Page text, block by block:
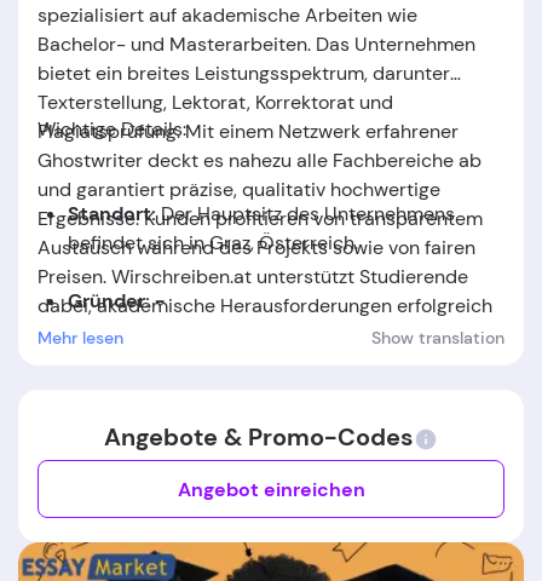
spezialisiert auf akademische Arbeiten wie
Bachelor- und Masterarbeiten. Das Unternehmen
bietet ein breites Leistungsspektrum, darunter
Texterstellung, Lektorat, Korrektorat und
Plagiatsprüfung. Mit einem Netzwerk erfahrener
Ghostwriter deckt es nahezu alle Fachbereiche ab
und garantiert präzise, qualitativ hochwertige
Ergebnisse. Kunden profitieren von transparentem
Austausch während des Projekts sowie von fairen
Preisen. Wirschreiben.at unterstützt Studierende
dabei, akademische Herausforderungen erfolgreich
zu meistern und Bestnoten zu erzielen.
Wichtige Details:
Standort:Der Hauptsitz des Unternehmens
befindet sich in Graz, Österreich.
Gründer: -
Mehr lesen Show translation
Angebote & Promo-Codes
Angebot einreichen